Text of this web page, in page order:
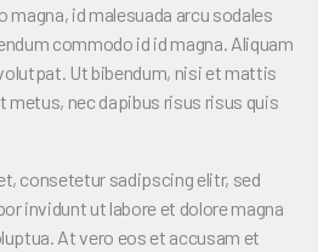
magna, id malesuada arcu sodales
commodo id id magna. Aliquam
Ut bibendum, nisi et mattis
metus, nec dapibus risus risus quis
consetetur sadipscing elitr, sed
invidunt ut labore et dolore magna
At vero eos et accusam et